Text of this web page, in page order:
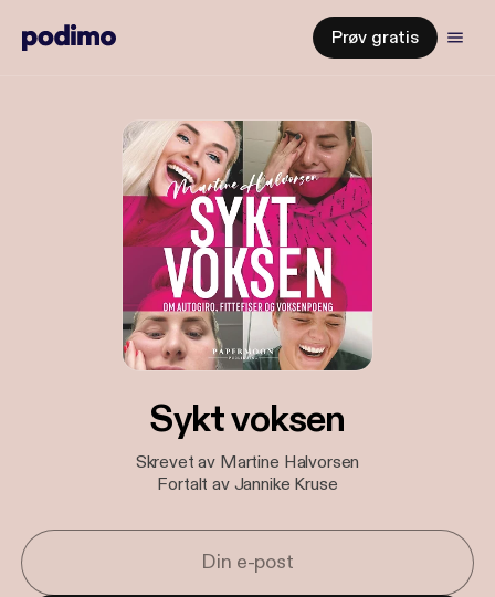
Prøv gratis
Sykt voksen
Skrevet av Martine Halvorsen
Fortalt av Jannike Kruse